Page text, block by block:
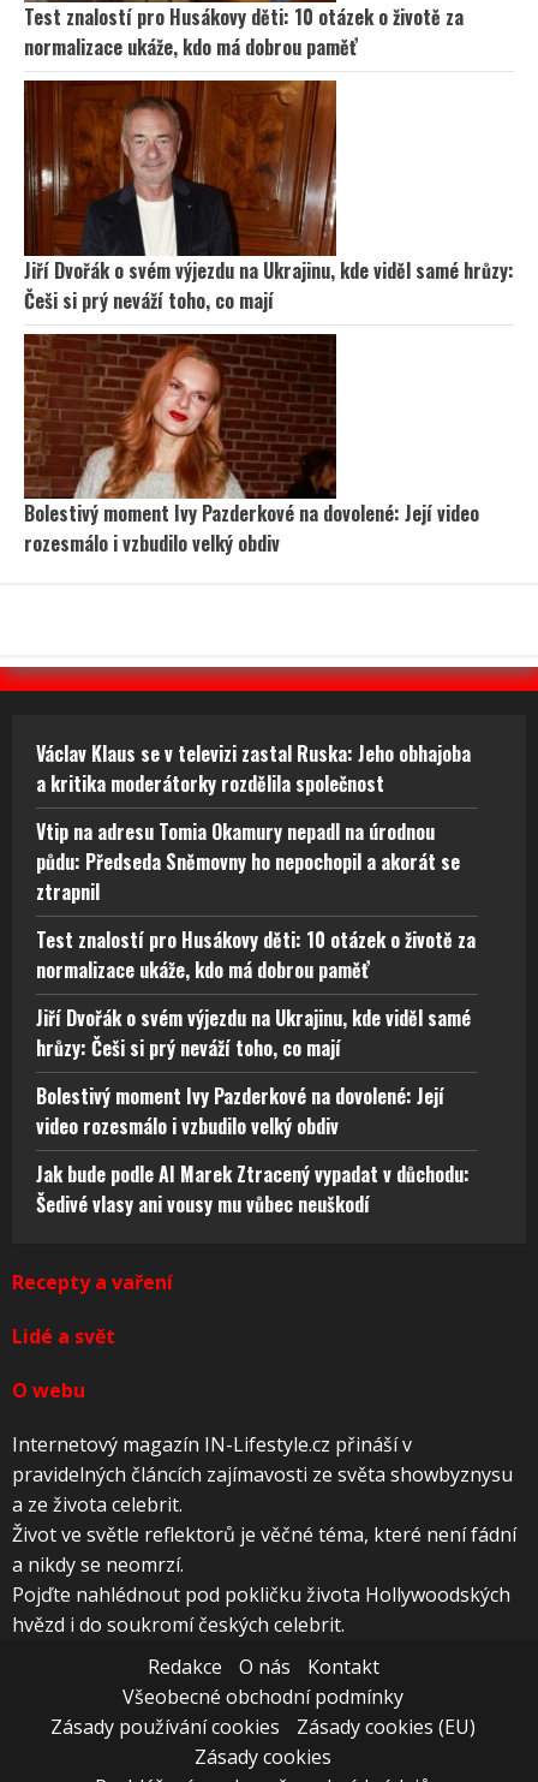
Test znalostí pro Husákovy děti: 10 otázek o životě za
normalizace ukáže, kdo má dobrou paměť
Jiří Dvořák o svém výjezdu na Ukrajinu, kde viděl samé hrůzy:
Češi si prý neváží toho, co mají
Bolestivý moment Ivy Pazderkové na dovolené: Její video
rozesmálo i vzbudilo velký obdiv
Václav Klaus se v televizi zastal Ruska: Jeho obhajoba
a kritika moderátorky rozdělila společnost
Vtip na adresu Tomia Okamury nepadl na úrodnou
půdu: Předseda Sněmovny ho nepochopil a akorát se
ztrapnil
Test znalostí pro Husákovy děti: 10 otázek o životě za
normalizace ukáže, kdo má dobrou paměť
Jiří Dvořák o svém výjezdu na Ukrajinu, kde viděl samé
hrůzy: Češi si prý neváží toho, co mají
Bolestivý moment Ivy Pazderkové na dovolené: Její
video rozesmálo i vzbudilo velký obdiv
Jak bude podle AI Marek Ztracený vypadat v důchodu:
Šedivé vlasy ani vousy mu vůbec neuškodí
Recepty a vaření
Lidé a svět
O webu
Internetový magazín IN-Lifestyle.cz přináší v
pravidelných článcích zajímavosti ze světa showbyznysu
a ze života celebrit.
Život ve světle reflektorů je věčné téma, které není fádní
a nikdy se neomrzí.
Pojďte nahlédnout pod pokličku života Hollywoodských
hvězd i do soukromí českých celebrit.
Redakce
O nás
Kontakt
Všeobecné obchodní podmínky
Zásady používání cookies
Zásady cookies (EU)
Zásady cookies